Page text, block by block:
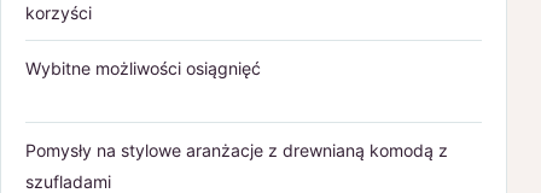
korzyści
Wybitne możliwości osiągnięć
Pomysły na stylowe aranżacje z drewnianą komodą z
szufladami